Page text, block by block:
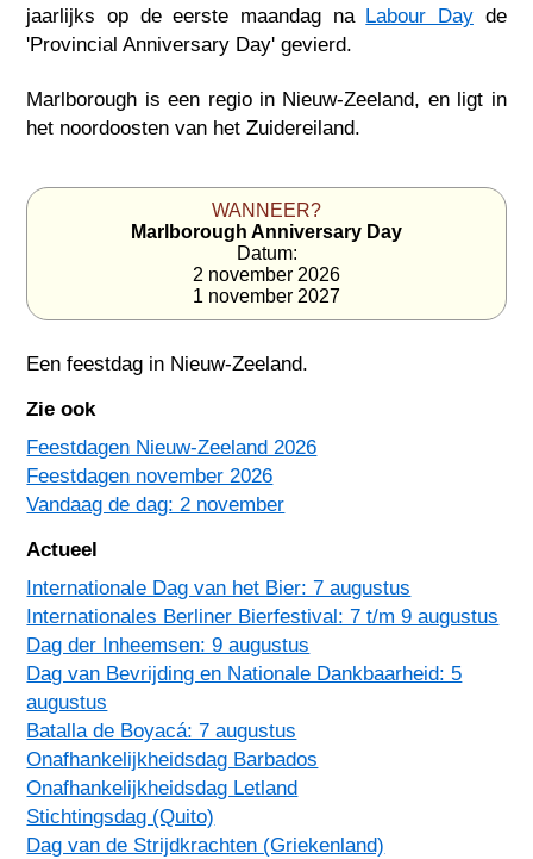
jaarlijks op de eerste maandag na Labour Dayde
'Provincial Anniversary Day' gevierd.
Marlborough is een regio in Nieuw-Zeeland, en ligt in
het noordoosten van het Zuidereiland.
WANNEER?
Marlborough Anniversary Day
Datum:
2 november 2026
1 november 2027
Een feestdag in Nieuw-Zeeland.
Zie ook
Feestdagen Nieuw-Zeeland 2026
Feestdagen november 2026
Vandaag de dag: 2 november
Actueel
Internationale Dag van het Bier: 7 augustus
Internationales Berliner Bierfestival: 7 t/m 9 augustus
Dag der Inheemsen: 9 augustus
Dag van Bevrijding en Nationale Dankbaarheid: 5
augustus
Batalla de Boyacá: 7 augustus
Onafhankelijkheidsdag Barbados
Onafhankelijkheidsdag Letland
Stichtingsdag (Quito)
Dag van de Strijdkrachten (Griekenland)